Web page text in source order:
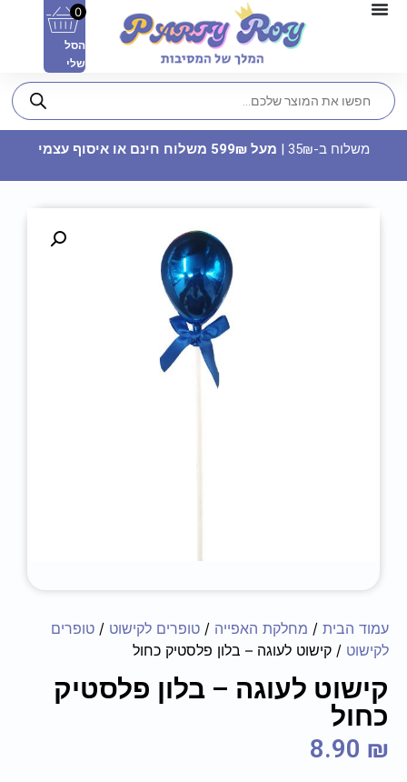
23.90
0
הסל
שלי
משלוח ב-35₪ | מעל 599₪ משלוח חינם או איסוף עצמי
עמוד הבית / מחלקת האפייה / טופרים לקישוט / טופרים
לקישוט / ‏‏‏‏קישוט לעוגה – בלון פלסטיק כחול
‏‏‏‏קישוט לעוגה – בלון פלסטיק
כחול
8.90 ₪